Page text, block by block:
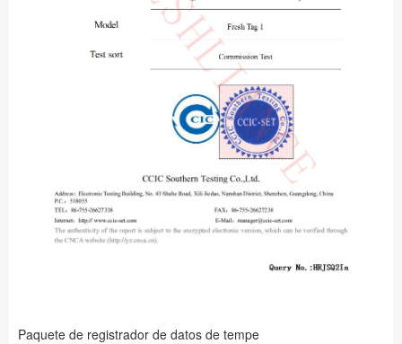
Paquete de registrador de datos de tempe